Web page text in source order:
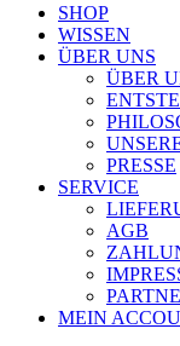
SHOP
WISSEN
ÜBER UNS
ÜBER
PRESSE
SERVICE
AGB
MEIN